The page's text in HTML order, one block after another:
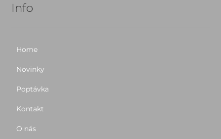
Info
Home
Novinky
Poptávka
Kontakt
O nás